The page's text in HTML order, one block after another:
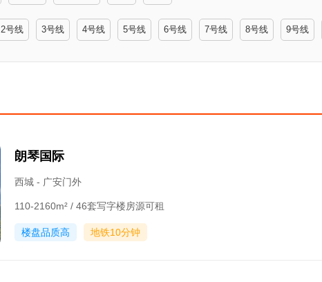
2号线 3号线 4号线 5号线 6号线 7号线 8号线 9号线
朗琴国际
西城 - 广安门外
110-2160m² / 46套写字楼房源可租
楼盘品质高 地铁10分钟